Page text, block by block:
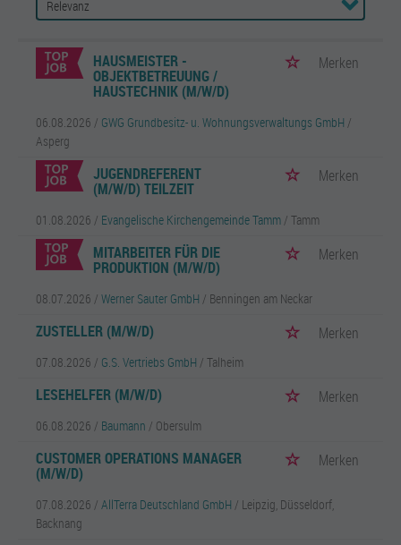
HAUSMEISTER -
OBJEKTBETREUUNG /
HAUSTECHNIK (M/W/D)
Merken
06.08.2026 / GWG Grundbesitz- u. Wohnungsverwaltungs GmbH /
Asperg
JUGENDREFERENT
(M/W/D) TEILZEIT
Merken
01.08.2026 / Evangelische Kirchengemeinde Tamm / Tamm
MITARBEITER FÜR DIE
PRODUKTION (M/W/D)
Merken
08.07.2026 / Werner Sauter GmbH / Benningen am Neckar
ZUSTELLER (M/W/D) Merken
07.08.2026 / G.S. Vertriebs GmbH / Talheim
LESEHELFER (M/W/D) Merken
06.08.2026 / Baumann / Obersulm
CUSTOMER OPERATIONS MANAGER
(M/W/D)
Merken
07.08.2026 / AllTerra Deutschland GmbH / Leipzig, Düsseldorf,
Backnang